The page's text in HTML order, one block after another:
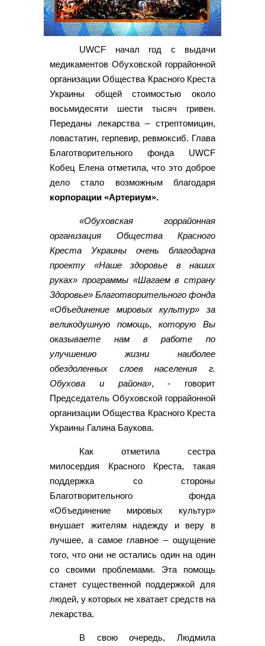
UWCF начал год с выдачи
медикаментов Обуховской горрайонной
организации Общества Красного Креста
Украины общей стоимостью около
восьмидесяти шести тысяч гривен.
Переданы лекарства – стрептомицин,
ловастатин, герпевир, ревмоксиб. Глава
Благотворительного фонда UWCF
Кобец Елена отметила, что это доброе
дело стало возможным благодаря
корпорации «Артериум».
«Обуховская горрайонная
организация Общества Красного
Креста Украины очень благодарна
проекту «Наше здоровье в наших
руках» программы «Шагаем в страну
Здоровье» Благотворительного фонда
«Объединение мировых культур» за
великодушную помощь, которую Вы
оказываете нам в работе по
улучшению жизни наиболее
обездоленных слоев населения г.
Обухова и района», - говорит
Председатель Обуховской горрайонной
организации Общества Красного Креста
Украины Галина Баукова.
Как отметила сестра
милосердия Красного Креста, такая
поддержка со стороны
Благотворительного фонда
«Объединение мировых культур»
внушает жителям надежду и веру в
лучшее, а самое главное – ощущение
того, что они не остались один на один
со своими проблемами. Эта помощь
станет существенной поддержкой для
людей, у которых не хватает средств на
лекарства.
В свою очередь, Людмила